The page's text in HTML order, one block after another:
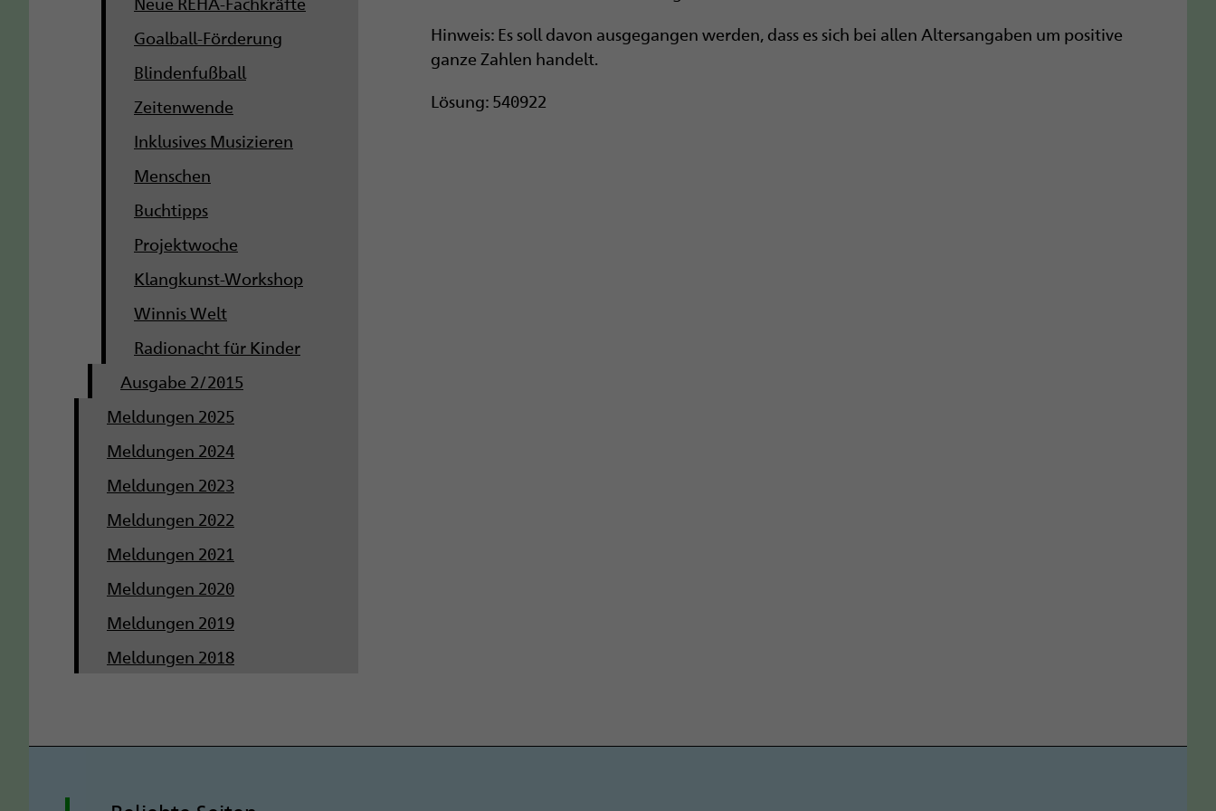
Goalball-Förderung
Blindenfußball
Zeitenwende
Inklusives Musizieren
Menschen
Buchtipps
Projektwoche
Klangkunst-Workshop
Winnis Welt
Radionacht für Kinder
Ausgabe 2/2015
Meldungen 2025
Meldungen 2024
Meldungen 2023
Meldungen 2022
Meldungen 2021
Meldungen 2020
Meldungen 2019
Meldungen 2018
Hinweis: Es soll davon ausgegangen werden, dass es sich bei allen Altersangaben um positive
ganze Zahlen handelt.
Lösung: 540922